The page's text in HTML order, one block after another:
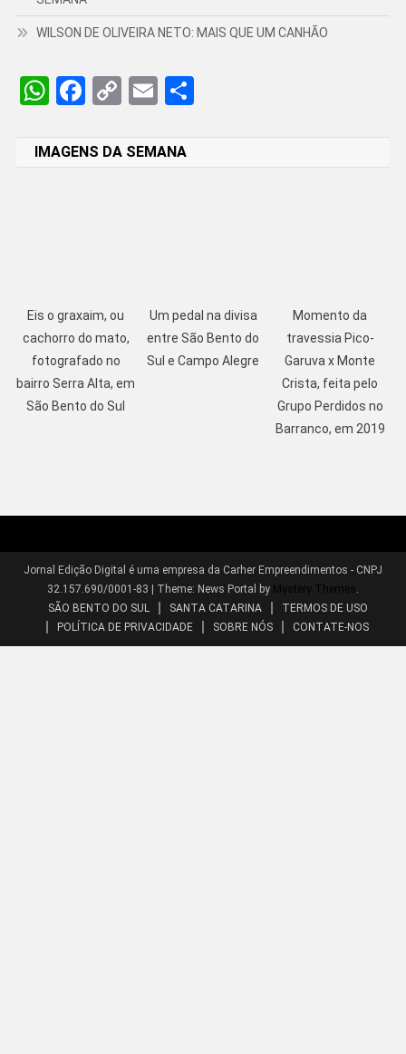
WILSON DE OLIVEIRA NETO: MAIS QUE UM CANHÃO
WhatsApp
Facebook
CopyEmailShare
IMAGENS DA SEMANA
Eis o graxaim, ou
cachorro do mato,
fotografado no
bairro Serra Alta, em
São Bento do Sul
Um pedal na divisa
entre São Bento do
Sul e Campo Alegre
Momento da
travessia Pico-
Garuva x Monte
Crista, feita pelo
Grupo Perdidos no
Barranco, em 2019
Jornal Edição Digital é uma empresa da Carher Empreendimentos - CNPJ
32.157.690/0001-83 | Theme: News Portal by Mystery Themes .
SÃO BENTO DO SUL
SANTA CATARINA
TERMOS DE USO
POLÍTICA DE PRIVACIDADE
SOBRE NÓS CONTATE-NOS